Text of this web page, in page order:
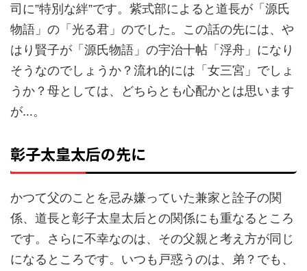
司に”特別な絆”です。 紫式部によると道長が「源氏
物語」の「光る君」のでした。この話の先には、や
はり賢子が「源氏物語」の宇治十帖「浮舟」になり
そうなのでしょうか？流れ的には「女三宮」でしょ
うか？母としては、どちらとも心配かとは思います
が…。
彰子太皇太后の先に
かつて父のことを忌み嫌っていた兼家と詮子の関
係、道長と彰子太皇太后との関係にも重なるところ
です。さらに不幸なのは、その父親と考え方が同じ
になるところです。いつも戸惑うのは、弟？でも、